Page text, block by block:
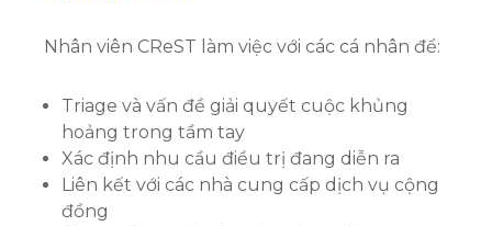
Nhân viên CReST làm việc với các cá nhân để:
Triage và vấn đề giải quyết cuộc khủng
hoảng trong tầm tay
Xác định nhu cầu điều trị đang diễn ra
Liên kết với các nhà cung cấp dịch vụ cộng
đồng